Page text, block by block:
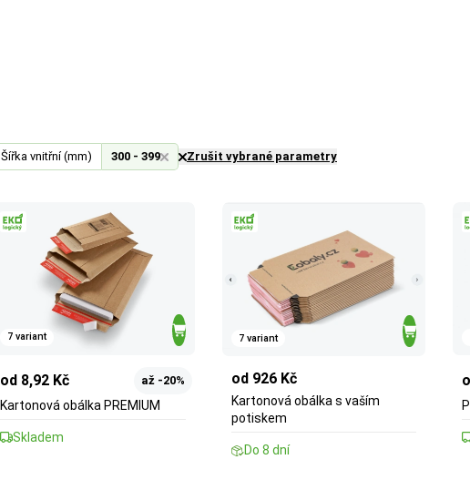
Šířka vnitřní (mm) 300 - 399 Zrušit vybrané parametry
7 variant
od 8,92 Kč až -20%
Kartonová obálka PREMIUM
Skladem
7 variant
od 926 Kč
Kartonová obálka s vaším
potiskem
Do 8 dní